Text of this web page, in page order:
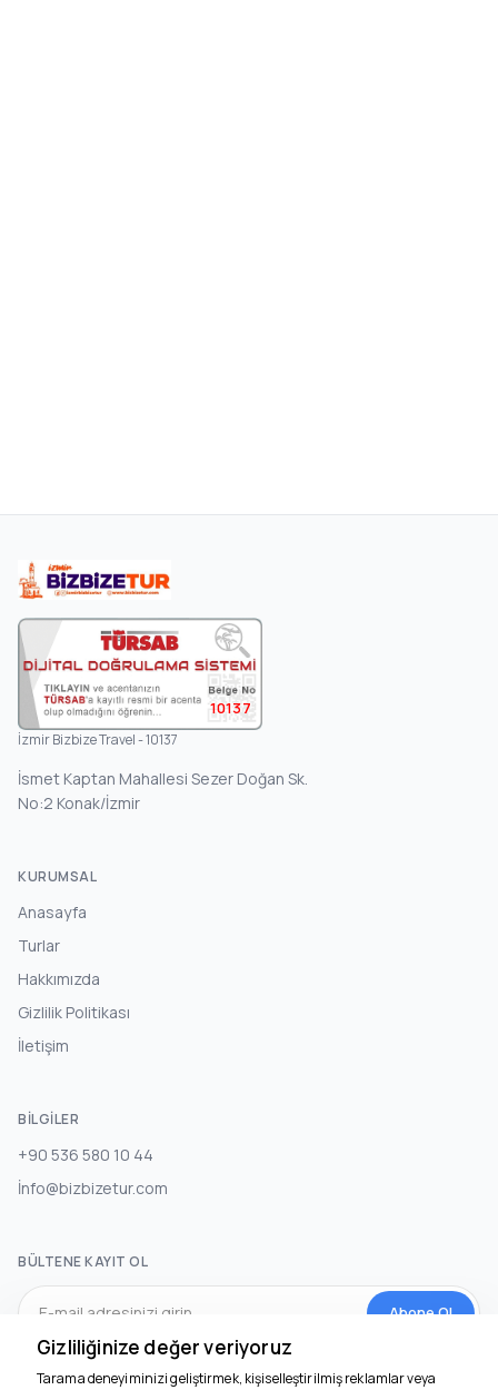
10137
İzmir Bizbize Travel - 10137
İsmet Kaptan Mahallesi Sezer Doğan Sk.
No:2 Konak/İzmir
KURUMSAL
Anasayfa
Turlar
Hakkımızda
Gizlilik Politikası
İletişim
BILGILER
+90 536 580 10 44
İnfo@bizbizetur.com
BÜLTENE KAYIT OL
Abone Ol
SOSYAL MEDYA
Gizliliğinize değer veriyoruz
Tarama deneyiminizi geliştirmek, kişiselleştirilmiş reklamlar veya